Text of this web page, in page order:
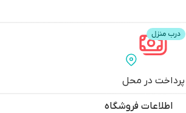
پرداخت در محل
اطلاعات فروشگاه